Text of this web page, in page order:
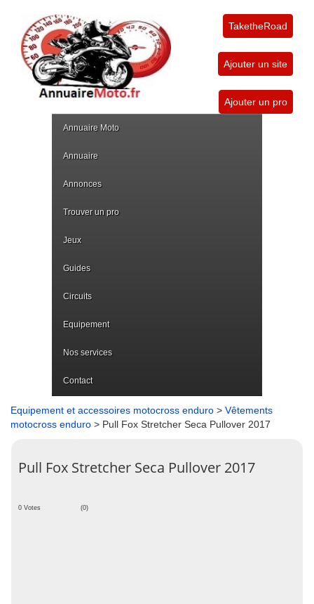
TaketheRoad
Ajouter un site
Ajouter un pro
Annuaire Moto
Annuaire
Annonces
Trouver un pro
Jeux
Guides
Circuits
Equipement
Nos services
Contact
Equipement et accessoires motocross enduro > Vêtements
motocross enduro > Pull Fox Stretcher Seca Pullover 2017
Pull Fox Stretcher Seca Pullover 2017
0 Votes (0)